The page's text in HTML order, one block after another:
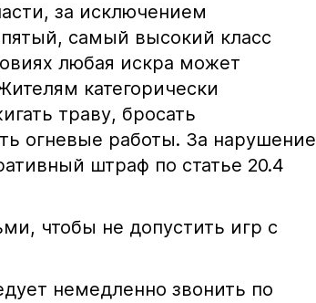
за исключением
самый высокий класс
любая искра может
категорически
траву, бросать
огневые работы. За нарушение
штраф по статье 20.4
чтобы не допустить игр с
немедленно звонить по